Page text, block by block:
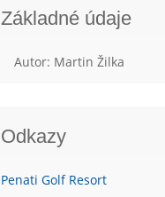
Základné údaje
Autor: Martin Žilka
Odkazy
Penati Golf Resort